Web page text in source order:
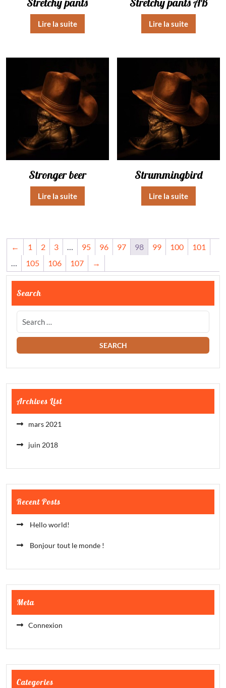
Lire la suite Lire la suite
Stronger beer
Lire la suite
Strummingbird
Lire la suite
← 1 2 3 … 95 96 97 98 99 100
101
…
105 106 107 →
Search
Archives List
mars 2021
juin 2018
Recent Posts
Hello world!
Bonjour tout le monde !
Meta
Connexion
Categories